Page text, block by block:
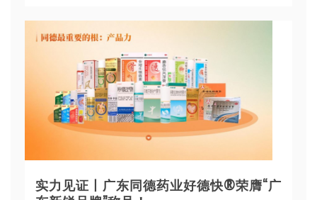
实力见证丨广东同德药业好德快®荣膺“广